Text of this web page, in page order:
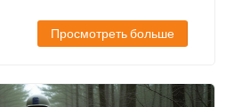
Просмотреть больше